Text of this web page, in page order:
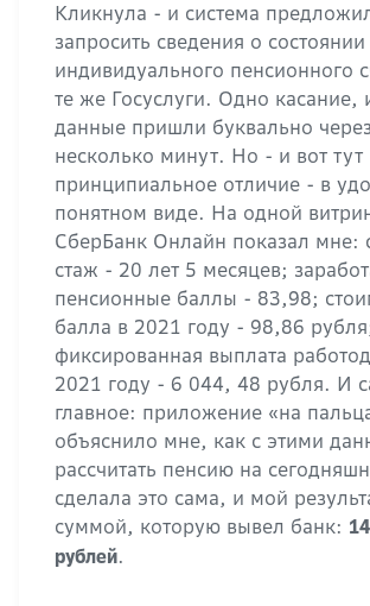
Кликнула - и система
запросить сведения о состоянии
индивидуального пенсионного
те же Госуслуги. Одно
данные пришли буквально через
несколько минут. Но - и вот тут
принципиальное отличие - в
понятном виде. На одной
СберБанк Онлайн показал мне:
стаж - 20 лет 5 месяцев;
пенсионные баллы - 83,98;
балла в 2021 году - 98,86
фиксированная выплата
2021 году - 6 044, 48 рубля. И
главное: приложение «на
объяснило мне, как с этими
рассчитать пенсию на
сделала это сама, и мой
суммой, которую вывел банк:
рублей.